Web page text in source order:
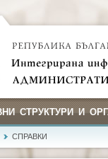
СТРУКТУРИ И
СПРАВКИ